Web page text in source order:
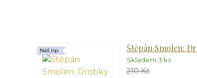
Štěpán Smolen:
Skladem 3 ks
Náš tip
210 Kč